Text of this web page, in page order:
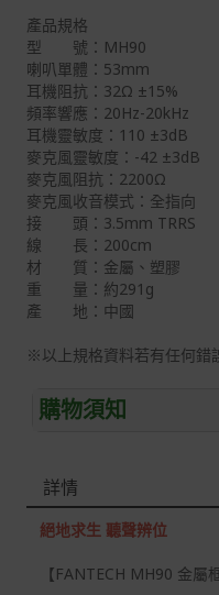
產品規格
型 號：MH90
喇叭單體：53mm
耳機阻抗：32Ω ±15%
頻率響應：20Hz-20kHz
耳機靈敏度：110 ±3dB
麥克風靈敏度：-42 ±3dB
麥克風阻抗：2200Ω
麥克風收音模式：全指向
接 頭：3.5mm TRRS
線 長：200cm
材 質：金屬、塑膠
重 量：約291g
產 地：中國
※以上規格資料若有任何錯
購物須知
本網站消費者享有商品
試用期)。
假日)，恕無法辦理。
詳情
絕地求生 聽聲辨位
【FANTECH MH90 金屬